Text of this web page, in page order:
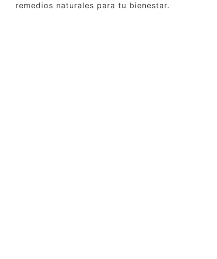
remedios naturales para tu bienestar.